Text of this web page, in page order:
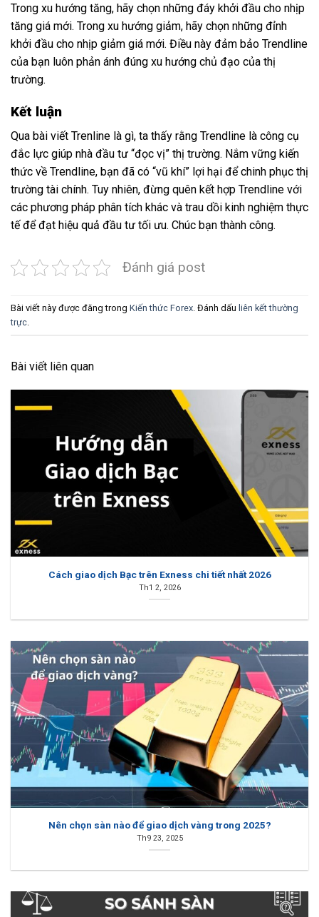
Trong xu hướng tăng, hãy chọn những đáy khởi đầu cho nhịp
tăng giá mới. Trong xu hướng giảm, hãy chọn những đỉnh
khởi đầu cho nhịp giảm giá mới. Điều này đảm bảo Trendline
của bạn luôn phản ánh đúng xu hướng chủ đạo của thị
trường.
Kết luận
Qua bài viết Trenline là gì, ta thấy rằng Trendline là công cụ
đắc lực giúp nhà đầu tư “đọc vị” thị trường. Nắm vững kiến
thức về Trendline, bạn đã có “vũ khí” lợi hại để chinh phục thị
trường tài chính. Tuy nhiên, đừng quên kết hợp Trendline với
các phương pháp phân tích khác và trau dồi kinh nghiệm thực
tế để đạt hiệu quả đầu tư tối ưu. Chúc bạn thành công.
Đánh giá post
Bài viết này được đăng trong Kiến thức Forex . Đánh dấu liên kết thường
trực
Bài viết liên quan
Cách giao dịch Bạc trên Exness chi tiết nhất 2026
Th1 2, 2026
Nên chọn sàn nào để giao dịch vàng trong 2025?
Th9 23, 2025